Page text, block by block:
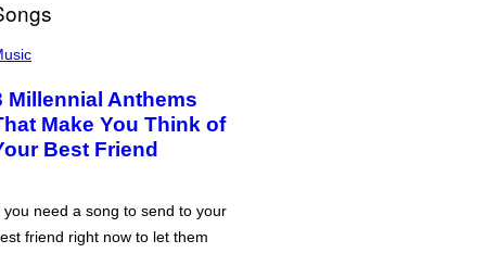
Millennial Anthems
Make You Think of
Best Friend
you need a song to send to your
friend right now to let them